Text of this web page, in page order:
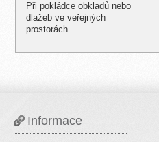
Při pokládce obkladů nebo
dlažeb ve veřejných
prostorách…
Informace